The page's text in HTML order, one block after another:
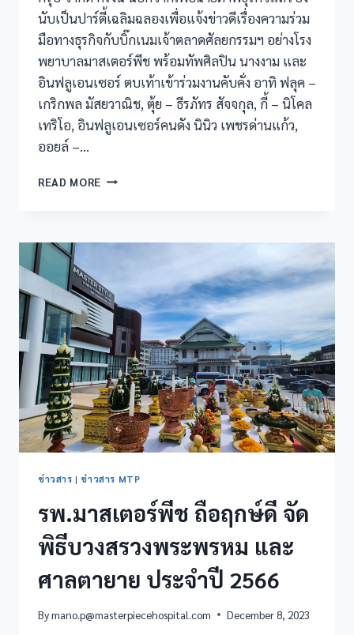
นับเป็นปาร์ตี้เฉลิมฉลองเพื่อแจ้งข่าวดีเรื่องความร่วม
มือทางธุรกิจกับบิ๊กเนมเจ้าตลาดศัลยกรรมฯ อย่างโรง
พยาบาลมาสเตอร์พีช พร้อมทัพศิลปิน นางงาม และ
อินฟลูเอนเซอร์ ตบเท้าเข้าร่วมงานคับคั่ง อาทิ ฟลุค –
เกริกพล มัสยวาณิช, ตุ้ย – ธีรภัทร สัจจกุล, กี้ – นิโคล
เทริโอ, อินฟลูเอนเซอร์คนดัง นินิว เพชรด่านแก้ว,
ออยล์ –…
READ MORE
ข่าวสาร |ข่าวสาร MTP
รพ.มาสเตอร์พีช ถือฤกษ์ดี จัด
พิธีบวงสรวงพระพรหม และ
ศาลตายาย ประจำปี 2566
Bymano.p@masterpiecehospital.com December 8, 2023